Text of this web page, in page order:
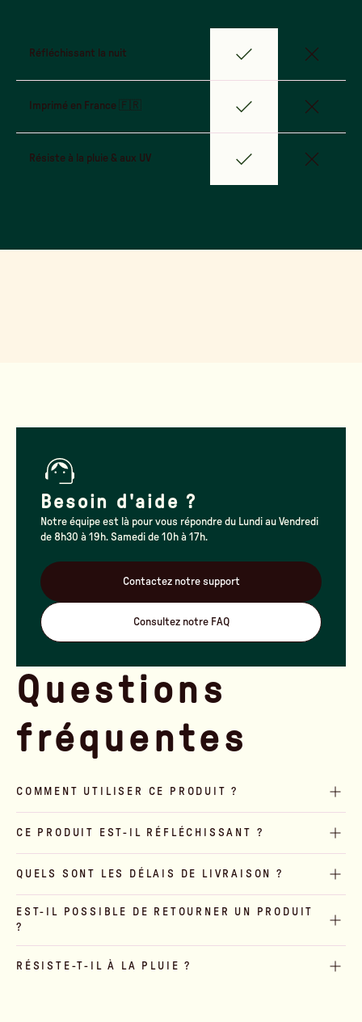
Réfléchissant la nuit
Imprimé en France 🇫🇷
Résiste à la pluie & aux UV
Questions
fréquentes
COMMENT UTILISER CE PRODUIT ?
CE PRODUIT EST-IL RÉFLÉCHISSANT ?
QUELS SONT LES DÉLAIS DE LIVRAISON ?
EST-IL POSSIBLE DE RETOURNER UN PRODUIT
?
RÉSISTE-T-IL À LA PLUIE ?
Besoin d'aide ?
Notre équipe est là pour vous répondre du Lundi au Vendredi
de 8h30 à 19h. Samedi de 10h à 17h.
Contactez notre support
Consultez notre FAQ